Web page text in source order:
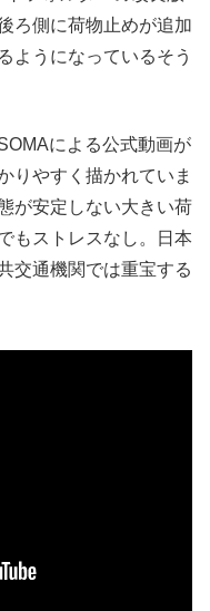
ろ側に荷物止めが追加
ようになっているそう
による公式動画が
りやすく描かれていま
が安定しない大きい荷
もストレスなし。日本
交通機関では重宝する